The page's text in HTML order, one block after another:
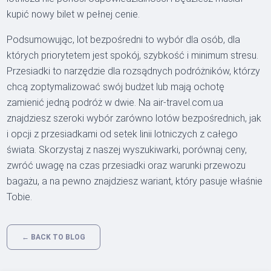
kupić nowy bilet w pełnej cenie.
Podsumowując, lot bezpośredni to wybór dla osób, dla
których priorytetem jest spokój, szybkość i minimum stresu.
Przesiadki to narzędzie dla rozsądnych podróżników, którzy
chcą zoptymalizować swój budżet lub mają ochotę
zamienić jedną podróż w dwie. Na air-travel.com.ua
znajdziesz szeroki wybór zarówno lotów bezpośrednich, jak
i opcji z przesiadkami od setek linii lotniczych z całego
świata. Skorzystaj z naszej wyszukiwarki, porównaj ceny,
zwróć uwagę na czas przesiadki oraz warunki przewozu
bagażu, a na pewno znajdziesz wariant, który pasuje właśnie
Tobie.
← BACK TO BLOG